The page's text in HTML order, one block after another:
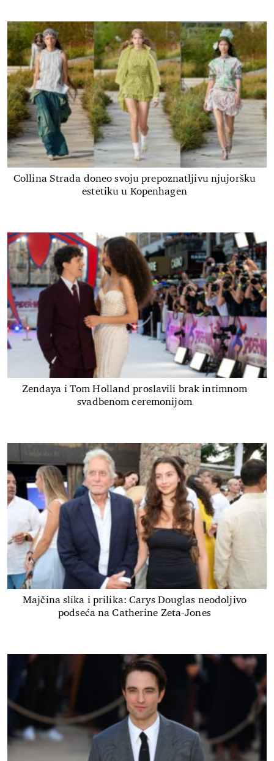
Collina Strada doneo svoju prepoznatljivu njujoršku
estetiku u Kopenhagen
Zendaya i Tom Holland proslavili brak intimnom
svadbenom ceremonijom
Majčina slika i prilika: Carys Douglas neodoljivo
podseća na Catherine Zeta-Jones